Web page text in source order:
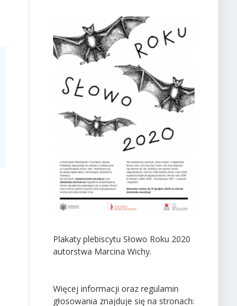
Plakaty plebiscytu Słowo Roku 2020
autorstwa Marcina Wichy.
Więcej informacji oraz regulamin
głosowania znajduje się na stronach: